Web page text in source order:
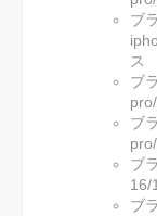
ブ
ス
ブ
ブ
ブ
16/
ブ